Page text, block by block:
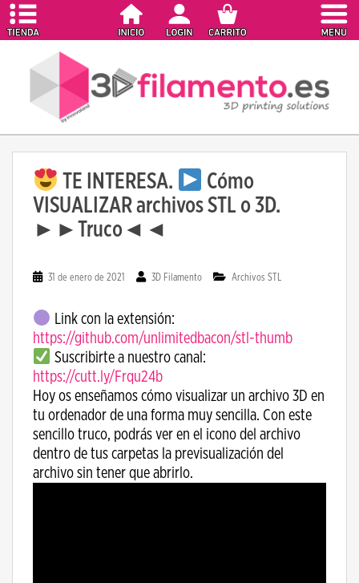
TE INTERESA.
Cómo
VISUALIZAR archivos STL o 3D.
►►Truco◄◄
31 de enero de 2021 3D Filamento Archivos STL
Link con la extensión:
https://github.com/unlimitedbacon/stl-thumb
Suscribirte a nuestro canal:
https://cutt.ly/Frqu24b
Hoy os enseñamos cómo visualizar un archivo 3D en
tu ordenador de una forma muy sencilla. Con este
sencillo truco, podrás ver en el icono del archivo
dentro de tus carpetas la previsualización del
archivo sin tener que abrirlo.